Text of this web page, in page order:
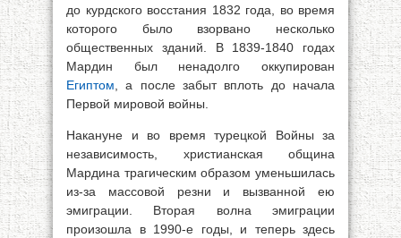
до курдского восстания 1832 года, во время
которого было взорвано несколько
общественных зданий. В 1839-1840 годах
Мардин был ненадолго оккупирован
Египтом , а после забыт вплоть до начала
Первой мировой войны.
Накануне и во время турецкой Войны за
независимость, христианская община
Мардина трагическим образом уменьшилась
из-за массовой резни и вызванной ею
эмиграции. Вторая волна эмиграции
произошла в 1990-е годы, и теперь здесь